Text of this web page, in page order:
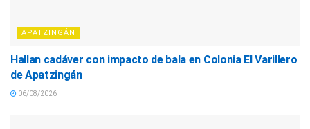
APATZINGÁN
Hallan cadáver con impacto de bala en Colonia El Varillero
de Apatzingán
06/08/2026